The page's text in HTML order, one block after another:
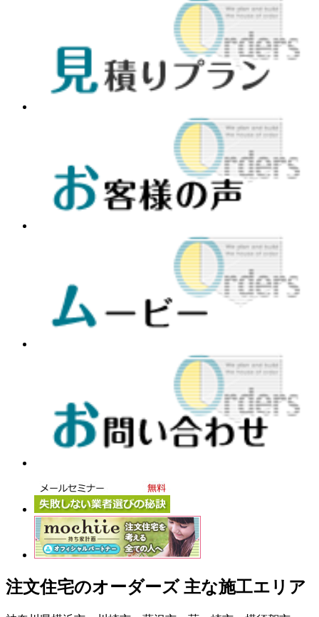
注文住宅のオーダーズ 主な施工エリア